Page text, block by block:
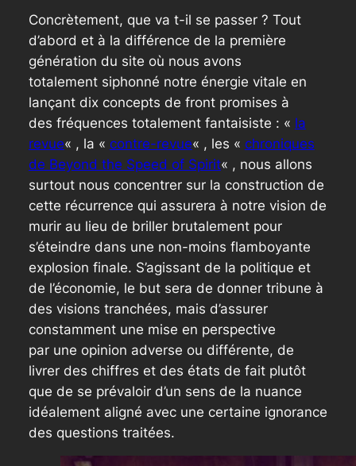
Concrètement, que va t-il se passer ? Tout
d’abord et à la différence de la première
génération du site où nous avons
totalement siphonné notre énergie vitale en
lançant dix concepts de front promises à
des fréquences totalement fantaisiste : « la
revue« , la « contre-revue« , les « chroniques
de Beyond the Speed of Spirit« , nous allons
surtout nous concentrer sur la construction de
cette récurrence qui assurera à notre vision de
murir au lieu de briller brutalement pour
s’éteindre dans une non-moins flamboyante
explosion finale. S’agissant de la politique et
de l’économie, le but sera de donner tribune à
des visions tranchées, mais d’assurer
constamment une mise en perspective
par une opinion adverse ou différente, de
livrer des chiffres et des états de fait plutôt
que de se prévaloir d’un sens de la nuance
idéalement aligné avec une certaine ignorance
des questions traitées.